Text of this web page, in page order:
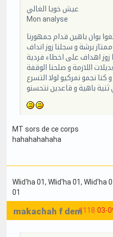
عيش خويا الغالي
Mon analyse
بوان باهين قدام جمهورنا
برشة و سجلنا زوز انداف
زوز اهداف على اخطاء فردية
اللازمة و صلحنا الوقفة
كنا نجمو نمركيو لولا التسرع
باهية و قاعدين نتحسنو
MT sors de ce corps
hahahahahaha
Wlid'ha 01, Wlid'ha 01, Wlid'ha
01
#118 03-
makachah f dem